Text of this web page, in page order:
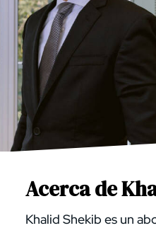
Acerca de
Khalid Shekib es un